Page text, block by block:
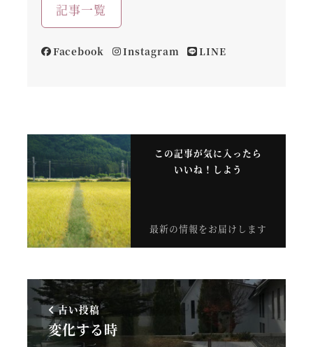
記事一覧
Facebook Instagram LINE
この記事が気に入ったら
いいね！しよう
最新の情報をお届けします
古い投稿
変化する時